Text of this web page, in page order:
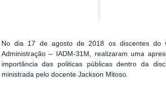
Show image carousel
No dia 17 de agosto de 2018 os discentes do
Administração – IADM-31M, realizaram uma
importância das politicas públicas dentro da
ministrada pelo docente Jackson Mitoso.